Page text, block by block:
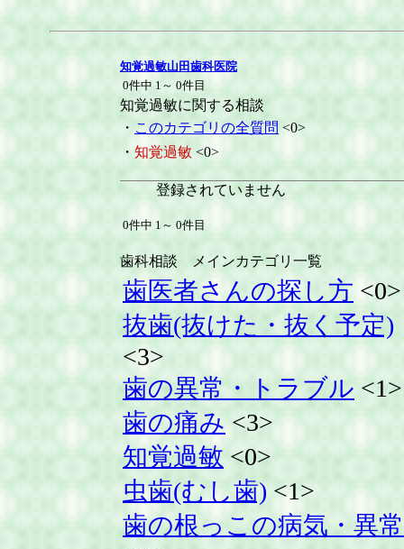
知覚過敏山田歯科医院
0件中 1～ 0件目
知覚過敏に関する相談
・ このカテゴリの全質問 <0>
・ 知覚過敏 <0>
登録されていません
0件中 1～ 0件目
歯科相談 メインカテゴリ一覧
歯医者さんの探し方 <0>
抜歯(抜けた・抜く予定)
<3>
歯の異常・トラブル <1>
歯の痛み<3>
知覚過敏 <0>
虫歯(むし歯) <1>
歯の根っこの病気・異常